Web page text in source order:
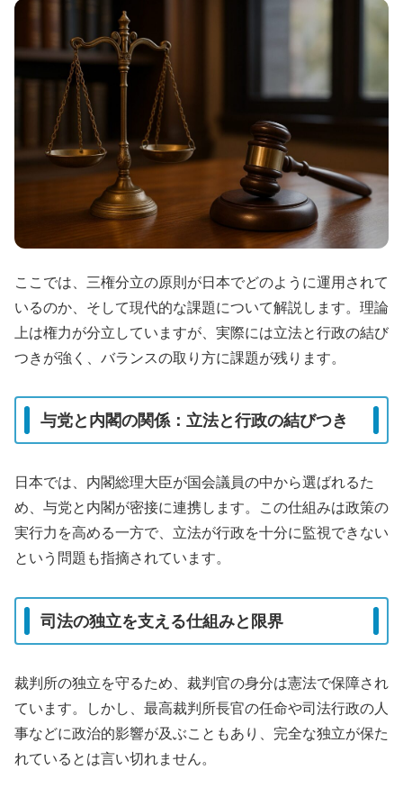
ここでは、三権分立の原則が日本でどのように運用されて
いるのか、そして現代的な課題について解説します。理論
上は権力が分立していますが、実際には立法と行政の結び
つきが強く、バランスの取り方に課題が残ります。
与党と内閣の関係：立法と行政の結びつき
日本では、内閣総理大臣が国会議員の中から選ばれるた
め、与党と内閣が密接に連携します。この仕組みは政策の
実行力を高める一方で、立法が行政を十分に監視できない
という問題も指摘されています。
司法の独立を支える仕組みと限界
裁判所の独立を守るため、裁判官の身分は憲法で保障され
ています。しかし、最高裁判所長官の任命や司法行政の人
事などに政治的影響が及ぶこともあり、完全な独立が保た
れているとは言い切れません。